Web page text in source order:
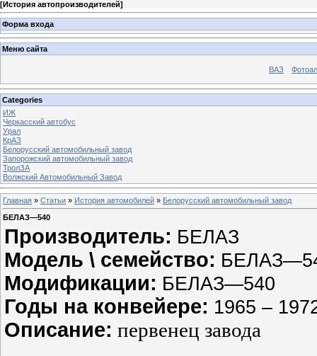
[История автопроизводителей]
Форма входа
Меню сайта
ВАЗ
Categories
ИЖ
Черкасский автобус
Урал
КрАЗ
Белорусский автомобильный завод
Запорожский автомобильный завод
ТролЗА
Волжский Автомобильный Завод
Главная » Статьи » История автомобилей » Белорусский автомобильный завод
БЕЛАЗ—540
Производитель: БЕЛАЗ
Модель \ семейство:
Модификации: БЕЛАЗ—540
Годы на конвейере: 1965 –
Описание: первенец завода